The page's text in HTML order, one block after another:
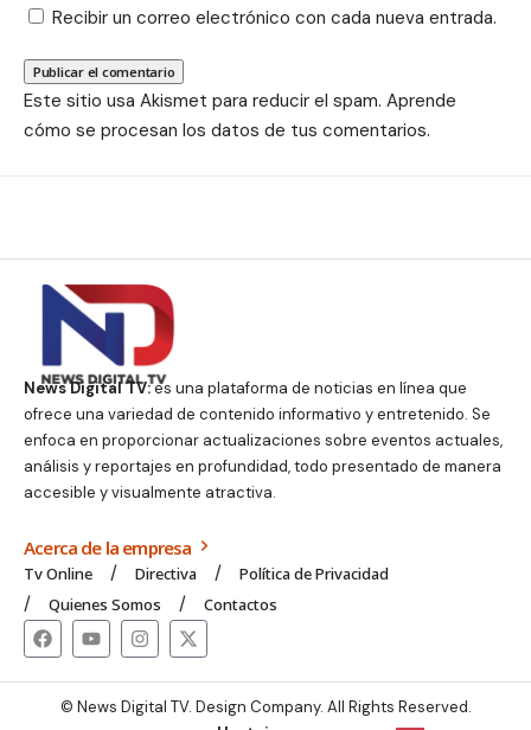
Recibir un correo electrónico con cada nueva entrada.
Este sitio usa Akismet para reducir el spam. Aprende
cómo se procesan los datos de tus comentarios.
News Digital TV:es una plataforma de noticias en línea que
ofrece una variedad de contenido informativo y entretenido. Se
enfoca en proporcionar actualizaciones sobre eventos actuales,
análisis y reportajes en profundidad, todo presentado de manera
accesible y visualmente atractiva.
Acerca de la empresa
Tv Online Directiva
Política de Privacidad
Quienes Somos
Contactos
© News Digital TV. Design Company. All Rights Reserved.